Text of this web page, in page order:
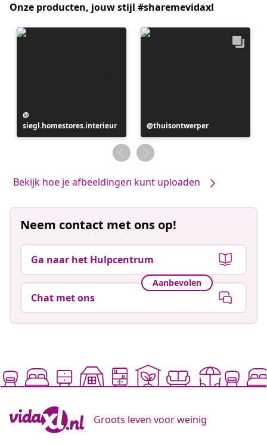
Onze producten, jouw stijl #sharemevidaxl
gepubliceerd
door
siegl.homestores.interieur
Bericht
gepubliceerd
door
thuisontwerper
Bekijk hoe je afbeeldingen kunt uploaden
Neem contact met ons op!
Ga naar het Hulpcentrum
Aanbevolen
Chat met ons
Groots leven voor weinig